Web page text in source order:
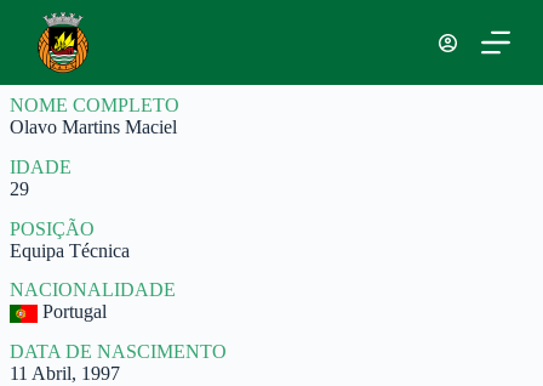
a
r
p
r
a
o
c
o
n
t
e
ú
NOME COMPLETO
Olavo Martins Maciel
IDADE
29
POSIÇÃO
Equipa Técnica
NACIONALIDADE
Portugal
DATA DE NASCIMENTO
11 Abril, 1997